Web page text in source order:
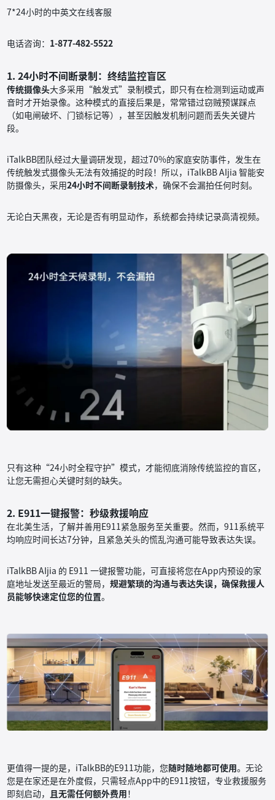
7*24小时的中英文在线客服
电话咨询： 1-877-482-5522
1. 24小时不间断录制：终结监控盲区
传统摄像头大多采用“触发式”录制模式，即只有在检测到运动或声
音时才开始录像。这种模式的直接后果是，常常错过窃贼预谋踩点
（如电闸破坏、门锁标记等），甚至因触发机制问题而丢失关键片
段。
iTalkBB团队经过大量调研发现，超过70%的家庭安防事件，发生在
传统触发式摄像头无法有效捕捉的时段！所以，iTalkBB AIjia 智能安
防摄像头，采用24小时不间断录制技术，确保不会漏拍任何时刻。
无论白天黑夜，无论是否有明显动作，系统都会持续记录高清视频。
只有这种“24小时全程守护”模式，才能彻底消除传统监控的盲区，
让您无需担心关键时刻的缺失。
2. E911一键报警：秒级救援响应
在北美生活，了解并善用E911紧急服务至关重要。然而，911系统平
均响应时间长达7分钟，且紧急关头的慌乱沟通可能导致表达失误。
iTalkBB AIjia 的 E911 一键报警功能，可直接将您在App内预设的家
庭地址发送至最近的警局，规避繁琐的沟通与表达失误，确保救援人
员能够快速定位您的位置。
更值得一提的是，iTalkBB的E911功能，您随时随地都可使用。无论
您是在家还是在外度假，只需轻点App中的E911按钮，专业救援服务
即刻启动， 且无需任何额外费用！